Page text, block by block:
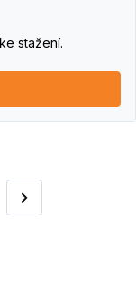
stažení.
Následující